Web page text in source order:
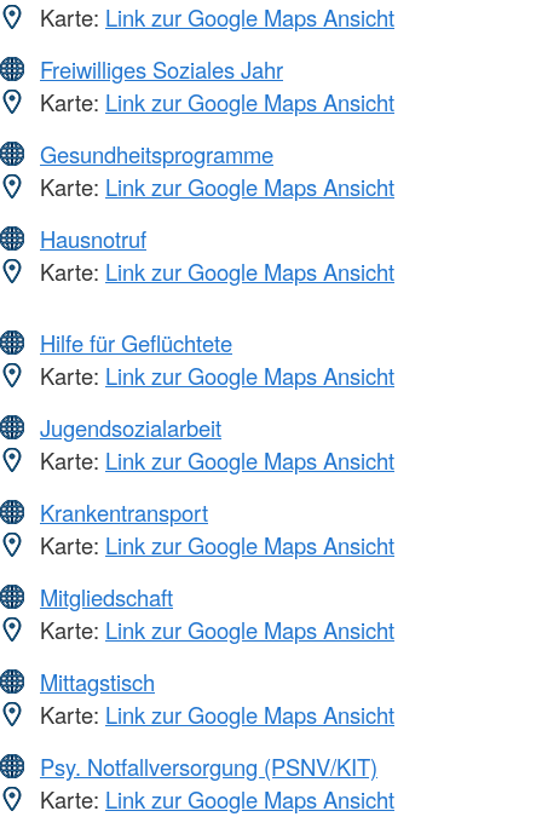
Karte: Link zur Google Maps Ansicht
Freiwilliges Soziales Jahr
Karte: Link zur Google Maps Ansicht
Gesundheitsprogramme
Karte: Link zur Google Maps Ansicht
Hausnotruf
Karte: Link zur Google Maps Ansicht
Hilfe für Geflüchtete
Karte: Link zur Google Maps Ansicht
Jugendsozialarbeit
Karte: Link zur Google Maps Ansicht
Krankentransport
Karte: Link zur Google Maps Ansicht
Mitgliedschaft
Karte: Link zur Google Maps Ansicht
Mittagstisch
Karte: Link zur Google Maps Ansicht
Psy. Notfallversorgung (PSNV/KIT)
Karte: Link zur Google Maps Ansicht